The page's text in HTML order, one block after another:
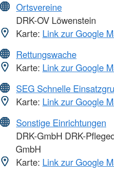
Ortsvereine
DRK-OV Löwenstein
Karte: Link zur Google
Rettungswache
Karte: Link zur Google
SEG Schnelle
Karte: Link zur Google
Sonstige Einrichtungen
DRK-GmbH DRK-
GmbH
Karte: Link zur Google